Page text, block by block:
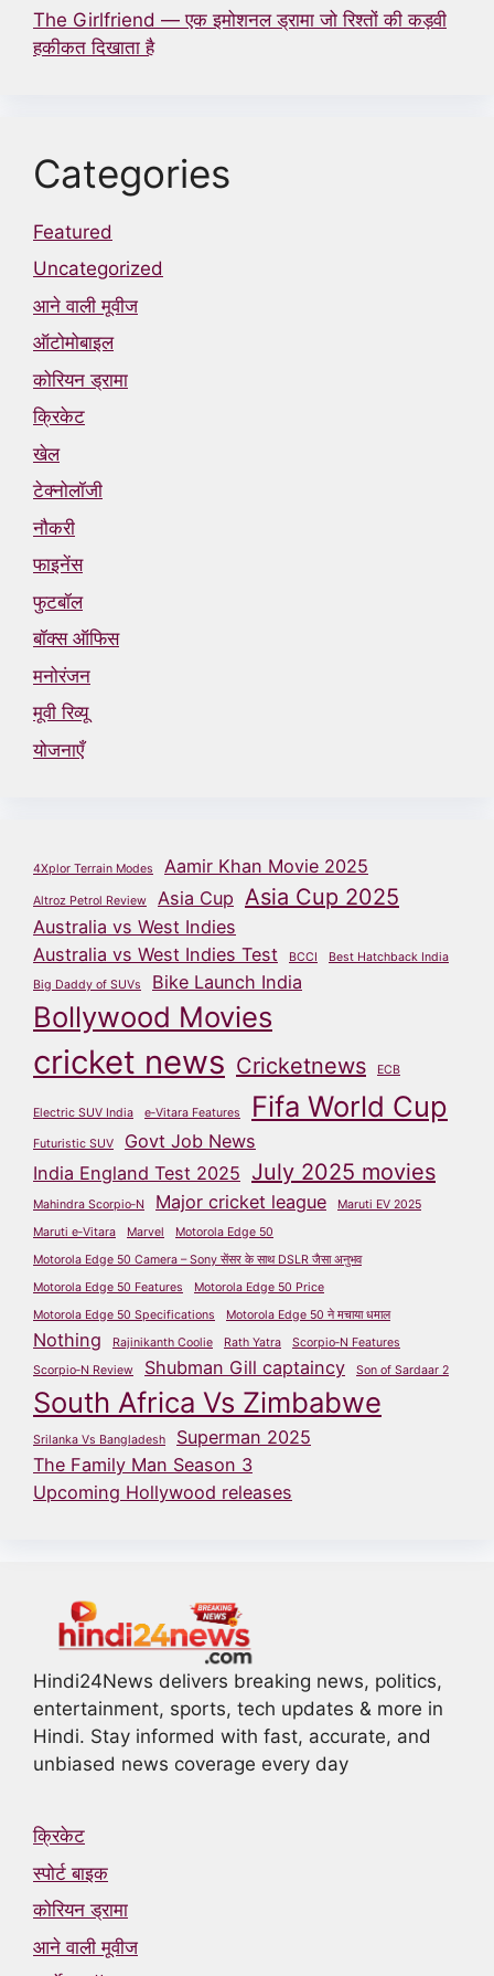
The Girlfriend — एक इमोशनल ड्रामा जो रिश्तों की कड़वी
हकीकत दिखाता है
Categories
Featured
Uncategorized
आने वाली मूवीज
ऑटोमोबाइल
कोरियन ड्रामा
क्रिकेट
खेल
टेक्नोलॉजी
नौकरी
फाइनेंस
फुटबॉल
बॉक्स ऑफिस
मनोरंजन
मूवी रिव्यू
योजनाएँ
4Xplor Terrain Modes Aamir Khan Movie 2025
Altroz Petrol Review Asia Cup Asia Cup 2025
Australia vs West Indies
Australia vs West Indies Test
BCCI
Best Hatchback India
Big Daddy of SUVs
Bike Launch India
Bollywood Movies
cricket news Cricketnews ECB
Electric SUV India e‑Vitara Features Fifa World Cup
Futuristic SUV
Govt Job News
India England Test 2025 July 2025 movies
Mahindra Scorpio‑N Major cricket league
Maruti EV 2025
Maruti e‑Vitara
Marvel
Motorola Edge 50
Motorola Edge 50 Camera – Sony सेंसर के साथ DSLR जैसा अनुभव
Motorola Edge 50 Features
Motorola Edge 50 Price
Motorola Edge 50 Specifications
Motorola Edge 50 ने मचाया धमाल
Nothing Rajinikanth Coolie Rath Yatra
Scorpio‑N Features
Scorpio‑N Review
Shubman Gill captaincy Son of Sardaar 2
South Africa Vs Zimbabwe
Srilanka Vs Bangladesh
Superman 2025
The Family Man Season 3
Upcoming Hollywood releases
Hindi24News delivers breaking news, politics,
entertainment, sports, tech updates & more in
Hindi. Stay informed with fast, accurate, and
unbiased news coverage every day
क्रिकेट
स्पोर्ट बाइक
कोरियन ड्रामा
आने वाली मूवीज